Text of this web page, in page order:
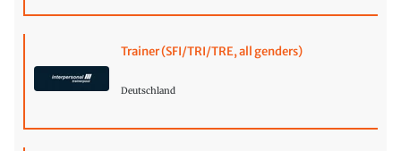
Trainer (SFI/TRI/TRE, all genders)
Deutschland